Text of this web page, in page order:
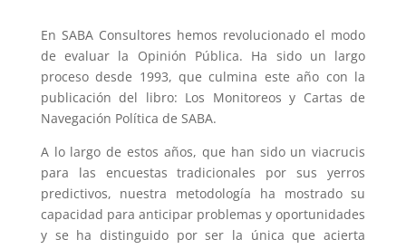
En SABA Consultores hemos revolucionado el modo
de evaluar la Opinión Pública. Ha sido un largo
proceso desde 1993, que culmina este año con la
publicación del libro: Los Monitoreos y Cartas de
Navegación Política de SABA.
A lo largo de estos años, que han sido un viacrucis
para las encuestas tradicionales por sus yerros
predictivos, nuestra metodología ha mostrado su
capacidad para anticipar problemas y oportunidades
y se ha distinguido por ser la única que acierta